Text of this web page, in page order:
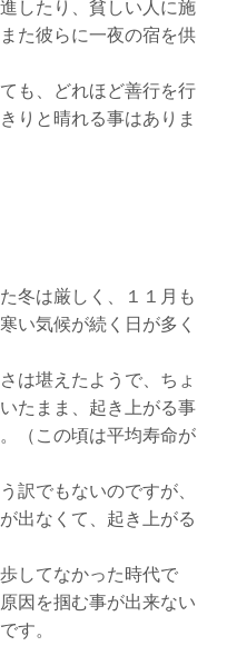
したり、貧しい人に施
た彼らに一夜の宿を供
も、どれほど善行を行
りと晴れる事はありま
冬は厳しく、１１月も
い気候が続く日が多く
は堪えたようで、ちょ
たまま、起き上がる事
（この頃は平均寿命が
訳でもないのですが、
出なくて、起き上がる
してなかった時代で
因を掴む事が出来ない
す。